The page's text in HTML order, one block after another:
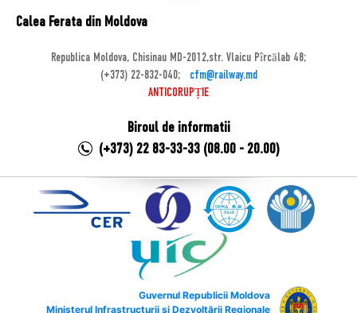
Calea Ferata din Moldova
Republica Moldova, Chisinau MD-2012,str. Vlaicu Pîrcălab 48;
(+373) 22-832-040;
cfm@railway.md
ANTICORUPȚIE
Biroul de informatii
(+373) 22 83-33-33 (08.00 - 20.00)
Guvernul Republicii Moldova
Ministerul Infrastructurii și Dezvoltării Regionale